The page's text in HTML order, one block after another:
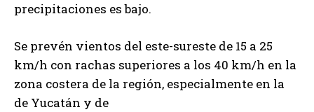
precipitaciones es bajo.
Se prevén vientos del este-sureste de 15 a 25
km/h con rachas superiores a los 40 km/h en la
zona costera de la región, especialmente en la
de Yucatán y de